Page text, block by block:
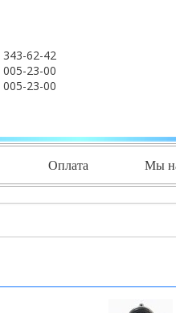
343-62-42
005-23-00
005-23-00
Оплата Мы